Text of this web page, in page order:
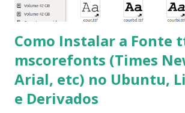
Como Instalar a Fonte
mscorefonts (Times
Arial, etc) no Ubuntu,
e Derivados